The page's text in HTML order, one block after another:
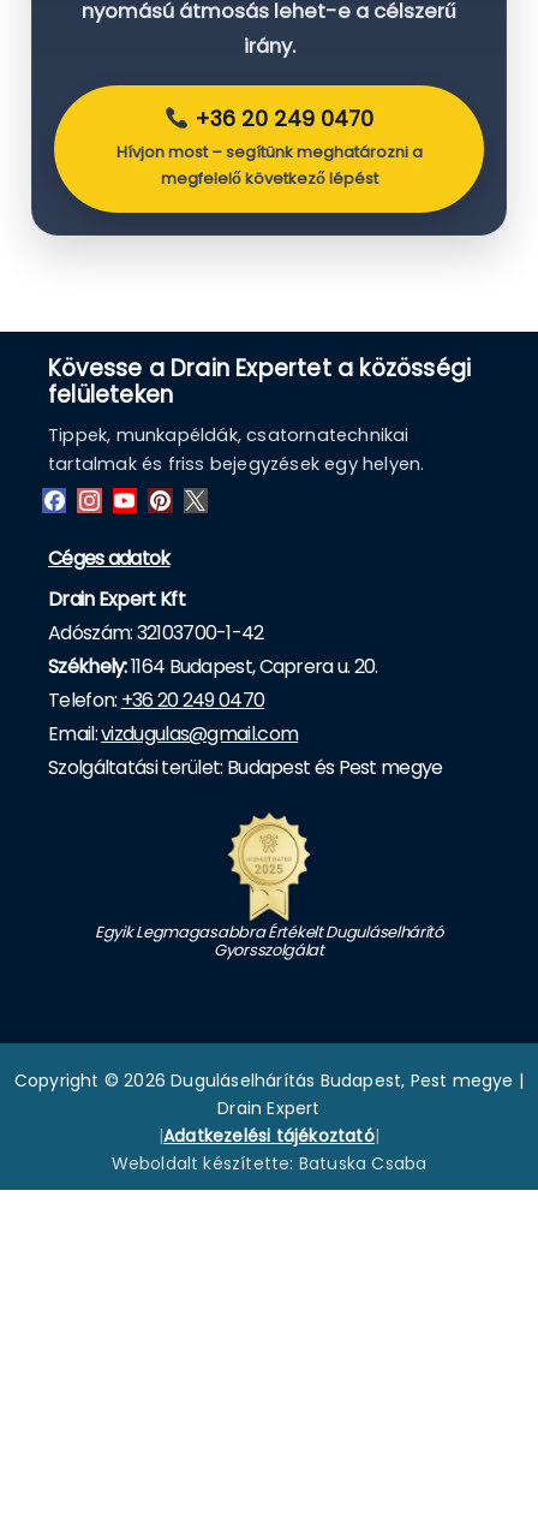
nyomású átmosás lehet-e a célszerű
irány.
+36 20 249 0470
Hívjon most – segítünk meghatározni a
megfelelő következő lépést
Kövesse a Drain Expertet a közösségi
felületeken
Tippek, munkapéldák, csatornatechnikai
tartalmak és friss bejegyzések egy helyen.
Céges adatok
Drain Expert Kft
Adószám: 32103700-1-42
Székhely:1164 Budapest, Caprera u. 20.
Telefon: +36 20 249 0470
Email:vizdugulas@gmail.com
Szolgáltatási terület: Budapest és Pest megye
Egyik Legmagasabbra Értékelt Duguláselhárító
Gyorsszolgálat
Copyright © 2026 Duguláselhárítás Budapest, Pest megye |
Drain Expert
|Adatkezelési tájékoztató|
Weboldalt készítette: Batuska Csaba